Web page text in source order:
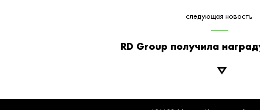
следующая новость
RD Group получила